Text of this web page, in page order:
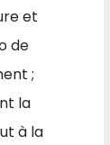
et
de
;
la
à la